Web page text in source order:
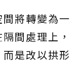
將轉變為一
間處理上，
是改以拱形